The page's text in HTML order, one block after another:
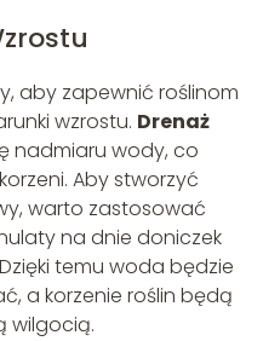
aby zapewnić roślinom
wzrostu. Drenaż
nadmiaru wody, co
Aby stworzyć
warto zastosować
na dnie doniczek
temu woda będzie
a korzenie roślin będą
wilgocią.